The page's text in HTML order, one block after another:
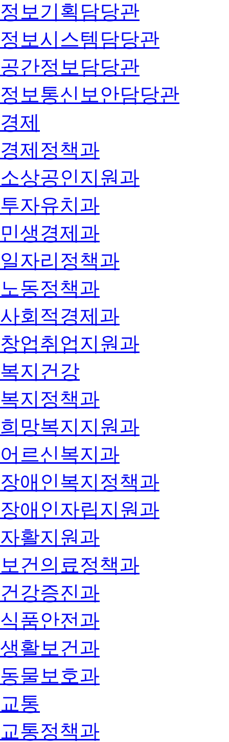
정보기획담당관
정보시스템담당관
공간정보담당관
정보통신보안담당관
경제
경제정책과
소상공인지원과
투자유치과
민생경제과
일자리정책과
노동정책과
사회적경제과
창업취업지원과
복지건강
복지정책과
희망복지지원과
어르신복지과
장애인복지정책과
장애인자립지원과
자활지원과
보건의료정책과
건강증진과
식품안전과
생활보건과
동물보호과
교통
교통정책과